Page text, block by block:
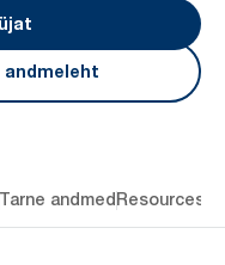
Tarne andmed Resources